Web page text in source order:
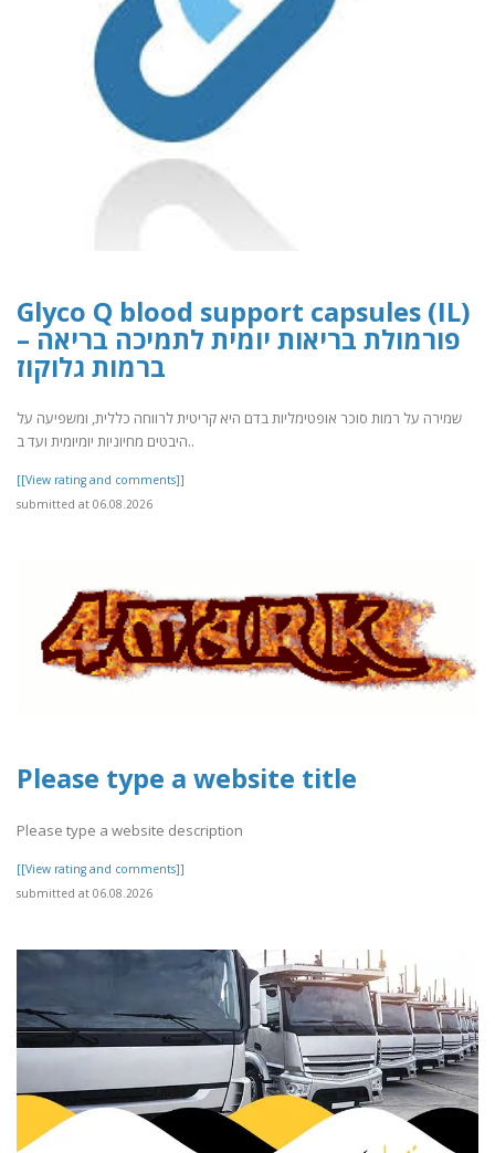
Glyco Q blood support capsules (IL)
– פורמולת בריאות יומית לתמיכה בריאה
ברמות גלוקוז
שמירה על רמות סוכר אופטימליות בדם היא קריטית לרווחה כללית, ומשפיעה על
היבטים מחיוניות יומיומית ועד ב..
[[View rating and comments]]
submitted at 06.08.2026
Please type a website title
Please type a website description
[[View rating and comments]]
submitted at 06.08.2026